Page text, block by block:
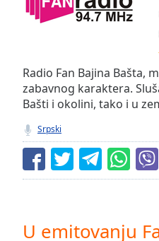
Seek to
currently
behind
Remaining
Time-
Radio Fan Bajina Bašta,
zabavnog karaktera.
Bašti i okolini, tako i u
Srpski
U emitovanju